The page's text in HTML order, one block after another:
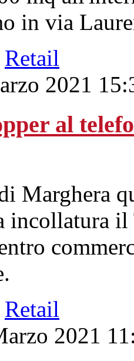
in via
Retail
2021
al
Marghera
incollatura
Retail
2021